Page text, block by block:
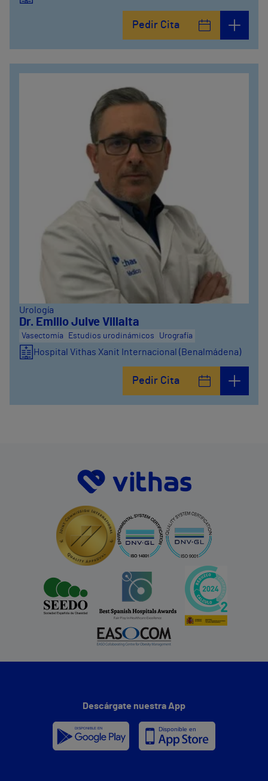
Pedir Cita
Urología
Dr. Emilio Julve Villalta
Vasectomía Estudios urodinámicos Urografía
Hospital Vithas Xanit Internacional (Benalmádena)
Pedir Cita
Descárgate nuestra App